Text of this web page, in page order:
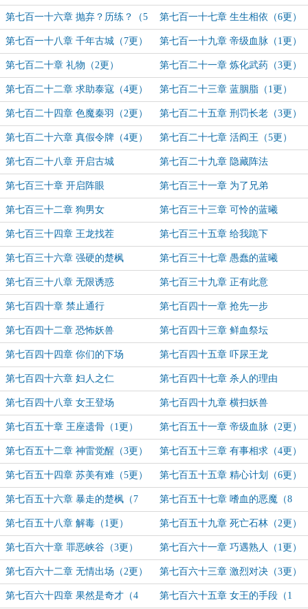
第七百一十六章 抛弃？历练？（5
更）
第七百一十七章 生生相依（6更）
第七百一十八章 千年古城（7更） 第七百一十九章 帝级血脉（1更）
第七百二十章 礼物（2更） 第七百二十一章 炼化武药（3更）
第七百二十二章 求助泰寇（4更） 第七百二十三章 蓝胭脂（1更）
第七百二十四章 色魔秦羽（2更） 第七百二十五章 刑罚长老（3更）
第七百二十六章 真假令牌（4更） 第七百二十七章 活阎王（5更）
第七百二十八章 开启古城 第七百二十九章 隐藏阵法
第七百三十章 开启阵眼 第七百三十一章 为了兄弟
第七百三十二章 狗男女 第七百三十三章 可怜的蓝曦
第七百三十四章 王龙找茬 第七百三十五章 给我跪下
第七百三十六章 强硬的楚枫 第七百三十七章 愚蠢的蓝曦
第七百三十八章 无限诱惑 第七百三十九章 正有此意
第七百四十章 禁止通行 第七百四十一章 抢先一步
第七百四十二章 恐怖妖兽 第七百四十三章 鲜血祭坛
第七百四十四章 你们的下场 第七百四十五章 吓尿王龙
第七百四十六章 妇人之仁 第七百四十七章 杀人的理由
第七百四十八章 女王登场 第七百四十九章 横扫妖兽
第七百五十章 王座遗骨（1更） 第七百五十一章 帝级血脉（2更）
第七百五十二章 神雷觉醒（3更） 第七百五十三章 有事相求（4更）
第七百五十四章 苏美有难（5更） 第七百五十五章 精心计划（6更）
第七百五十六章 暴走的楚枫（7
更）
第七百五十七章 嗜血的恶魔（8
更）
第七百五十八章 解毒（1更） 第七百五十九章 死亡石林（2更）
第七百六十章 罪恶峡谷（3更） 第七百六十一章 巧遇熟人（1更）
第七百六十二章 无情出场（2更） 第七百六十三章 激烈对决（3更）
第七百六十四章 果然是奇才（4 第七百六十五章 女王的手段（1